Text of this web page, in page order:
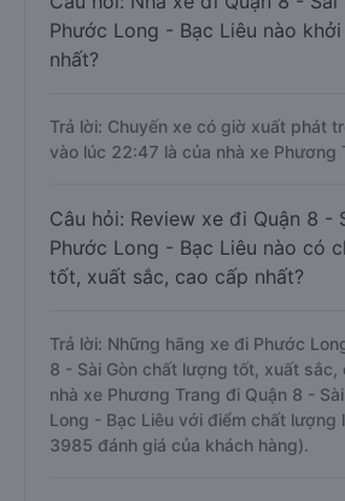
Phước Long - Bạc Liêu nào
nhất?
Trả lời: Chuyến xe có giờ xuất phát
vào lúc 22:47 là của nhà xe Phương
Câu hỏi: Review xe đi Quận 8 -
Phước Long - Bạc Liêu nào có
tốt, xuất sắc, cao cấp nhất?
Trả lời: Những hãng xe đi Phước
8 - Sài Gòn chất lượng tốt, xuất sắc,
nhà xe Phương Trang đi Quận 8 -
Long - Bạc Liêu với điểm chất lượng
3985 đánh giá của khách hàng).